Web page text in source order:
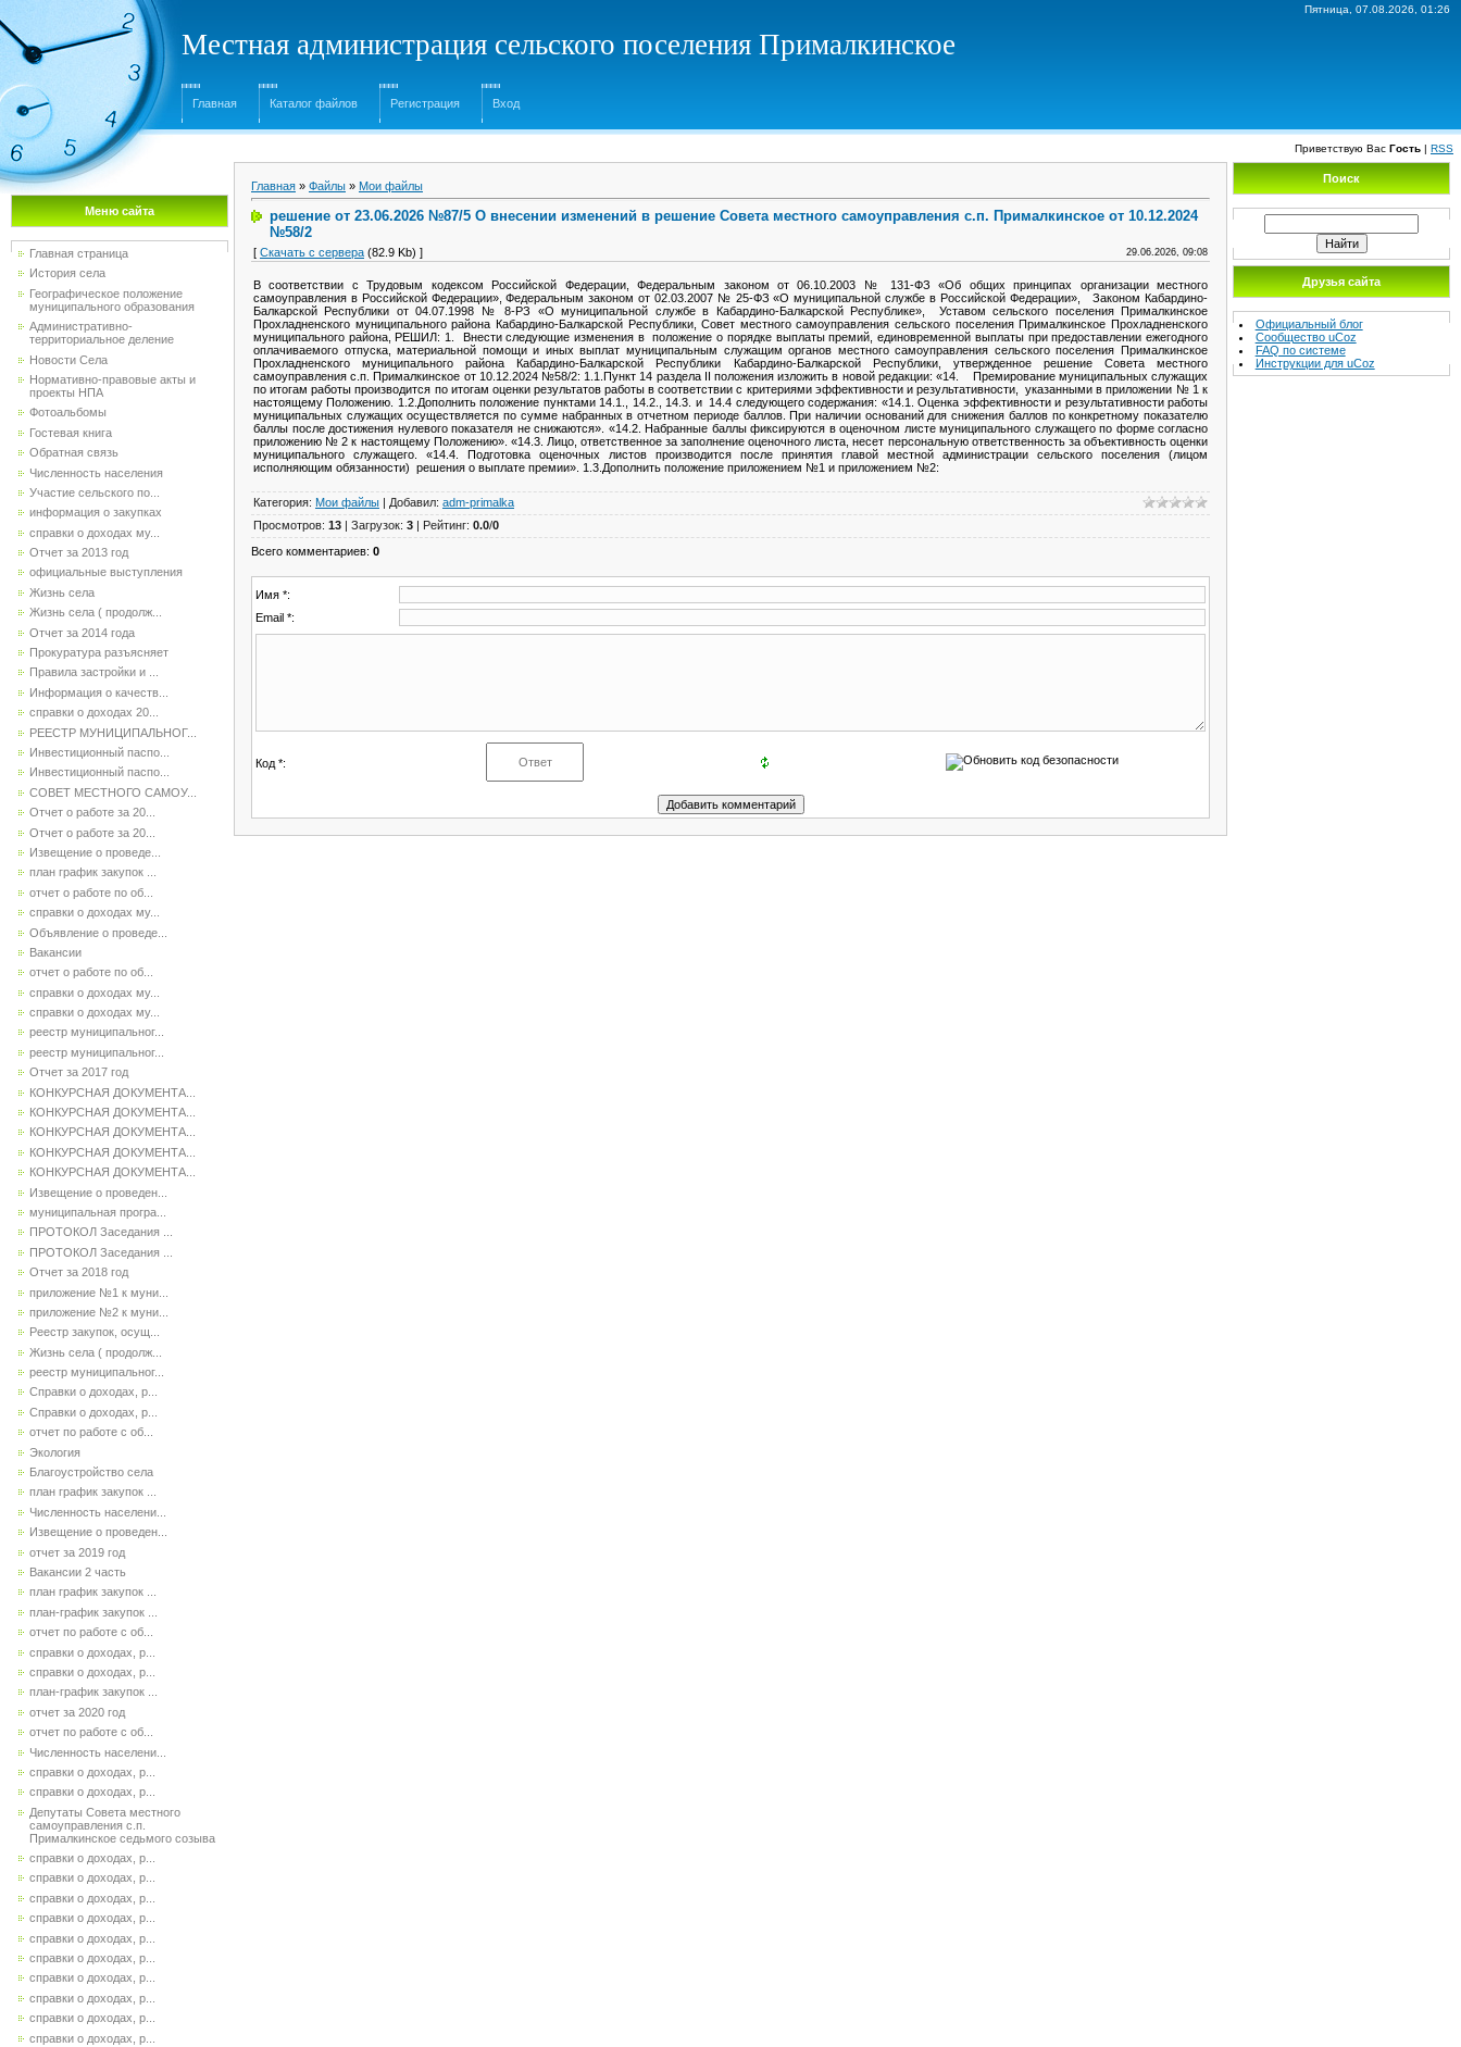
Пятница, 07.08.2026, 01:26
Местная администрация сельского поселения Прималкинское
Главная Каталог файлов Регистрация Вход
Приветствую Вас Гость | RSS
Меню сайта
Главная страница
История села
Географическое положение
муниципального образования
Административно-
территориальное деление
Новости Села
Нормативно-правовые акты и
проекты НПА
Фотоальбомы
Гостевая книга
Обратная связь
Численность населения
Участие сельского по...
информация о закупках
справки о доходах му...
Отчет за 2013 год
официальные выступления
Жизнь села
Жизнь села ( продолж...
Отчет за 2014 года
Прокуратура разъясняет
Правила застройки и ...
Информация о качеств...
справки о доходах 20...
РЕЕСТР МУНИЦИПАЛЬНОГ...
Инвестиционный паспо...
Инвестиционный паспо...
СОВЕТ МЕСТНОГО САМОУ...
Отчет о работе за 20...
Отчет о работе за 20...
Извещение о проведе...
план график закупок ...
отчет о работе по об...
справки о доходах му...
Объявление о проведе...
Вакансии
отчет о работе по об...
справки о доходах му...
справки о доходах му...
реестр муниципальног...
реестр муниципальног...
Отчет за 2017 год
КОНКУРСНАЯ ДОКУМЕНТА...
КОНКУРСНАЯ ДОКУМЕНТА...
КОНКУРСНАЯ ДОКУМЕНТА...
КОНКУРСНАЯ ДОКУМЕНТА...
КОНКУРСНАЯ ДОКУМЕНТА...
Извещение о проведен...
муниципальная програ...
ПРОТОКОЛ Заседания ...
ПРОТОКОЛ Заседания ...
Отчет за 2018 год
приложение №1 к муни...
приложение №2 к муни...
Реестр закупок, осущ...
Жизнь села ( продолж...
реестр муниципальног...
Справки о доходах, р...
Справки о доходах, р...
отчет по работе с об...
Экология
Благоустройство села
план график закупок ...
Численность населени...
Извещение о проведен...
отчет за 2019 год
Вакансии 2 часть
план график закупок ...
план-график закупок ...
отчет по работе с об...
справки о доходах, р...
справки о доходах, р...
план-график закупок ...
отчет за 2020 год
отчет по работе с об...
Численность населени...
справки о доходах, р...
справки о доходах, р...
Депутаты Совета местного
самоуправления с.п.
Прималкинское седьмого созыва
справки о доходах, р...
справки о доходах, р...
справки о доходах, р...
справки о доходах, р...
справки о доходах, р...
справки о доходах, р...
справки о доходах, р...
справки о доходах, р...
справки о доходах, р...
справки о доходах, р...
Главная » Файлы » Мои файлы
решение от 23.06.2026 №87/5 О внесении изменений в решение Совета местного самоуправления с.п. Прималкинское от 10.12.2024
№58/2
[ Скачать с сервера (82.9 Kb) ] 29.06.2026, 09:08
В соответствии с Трудовым кодексом Российской Федерации, Федеральным законом от 06.10.2003 № 131-ФЗ «Об общих принципах организации местного
самоуправления в Российской Федерации», Федеральным законом от 02.03.2007 № 25-ФЗ «О муниципальной службе в Российской Федерации», Законом Кабардино-
Балкарской Республики от 04.07.1998 № 8-РЗ «О муниципальной службе в Кабардино-Балкарской Республике», Уставом сельского поселения Прималкинское
Прохладненского муниципального района Кабардино-Балкарской Республики, Совет местного самоуправления сельского поселения Прималкинское Прохладненского
муниципального района, РЕШИЛ: 1. Внести следующие изменения в положение о порядке выплаты премий, единовременной выплаты при предоставлении ежегодного
оплачиваемого отпуска, материальной помощи и иных выплат муниципальным служащим органов местного самоуправления сельского поселения Прималкинское
Прохладненского муниципального района Кабардино-Балкарской Республики Кабардино-Балкарской Республики, утвержденное решение Совета местного
самоуправления с.п. Прималкинское от 10.12.2024 №58/2: 1.1.Пункт 14 раздела II положения изложить в новой редакции: «14. Премирование муниципальных служащих
по итогам работы производится по итогам оценки результатов работы в соответствии с критериями эффективности и результативности, указанными в приложении № 1 к
настоящему Положению. 1.2.Дополнить положение пунктами 14.1., 14.2., 14.3. и 14.4 следующего содержания: «14.1. Оценка эффективности и результативности работы
муниципальных служащих осуществляется по сумме набранных в отчетном периоде баллов. При наличии оснований для снижения баллов по конкретному показателю
баллы после достижения нулевого показателя не снижаются». «14.2. Набранные баллы фиксируются в оценочном листе муниципального служащего по форме согласно
приложению № 2 к настоящему Положению». «14.3. Лицо, ответственное за заполнение оценочного листа, несет персональную ответственность за объективность оценки
муниципального служащего. «14.4. Подготовка оценочных листов производится после принятия главой местной администрации сельского поселения (лицом
исполняющим обязанности) решения о выплате премии». 1.3.Дополнить положение приложением №1 и приложением №2:
Категория: Мои файлы | Добавил: adm-primalka
Просмотров: 13 | Загрузок: 3 | Рейтинг: 0.0/0
Всего комментариев: 0
Имя *:
Email *:
Код *:
Поиск
Друзья сайта
Официальный блог
Сообщество uCoz
FAQ по системе
Инструкции для uCoz